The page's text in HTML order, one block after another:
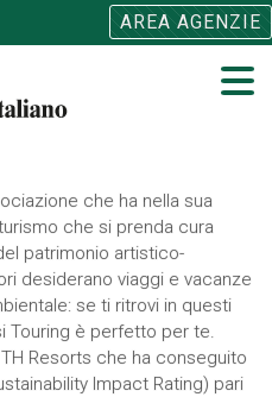
AREA AGENZIE
che ha nella sua
che si prenda cura
patrimonio artistico-
desiderano viaggi e vacanze
se ti ritrovi in questi
Touring è perfetto per te.
Resorts che ha conseguito
Impact Rating) pari